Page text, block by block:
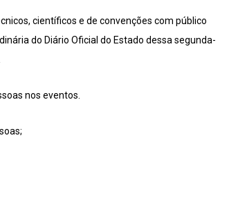
científicos e de convenções com público
do Diário Oficial do Estado dessa segunda-
nos eventos.